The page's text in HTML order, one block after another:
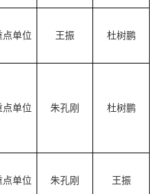
点单位 王振 杜树鹏
点单位 朱孔刚 杜树鹏
点单位 朱孔刚 王振